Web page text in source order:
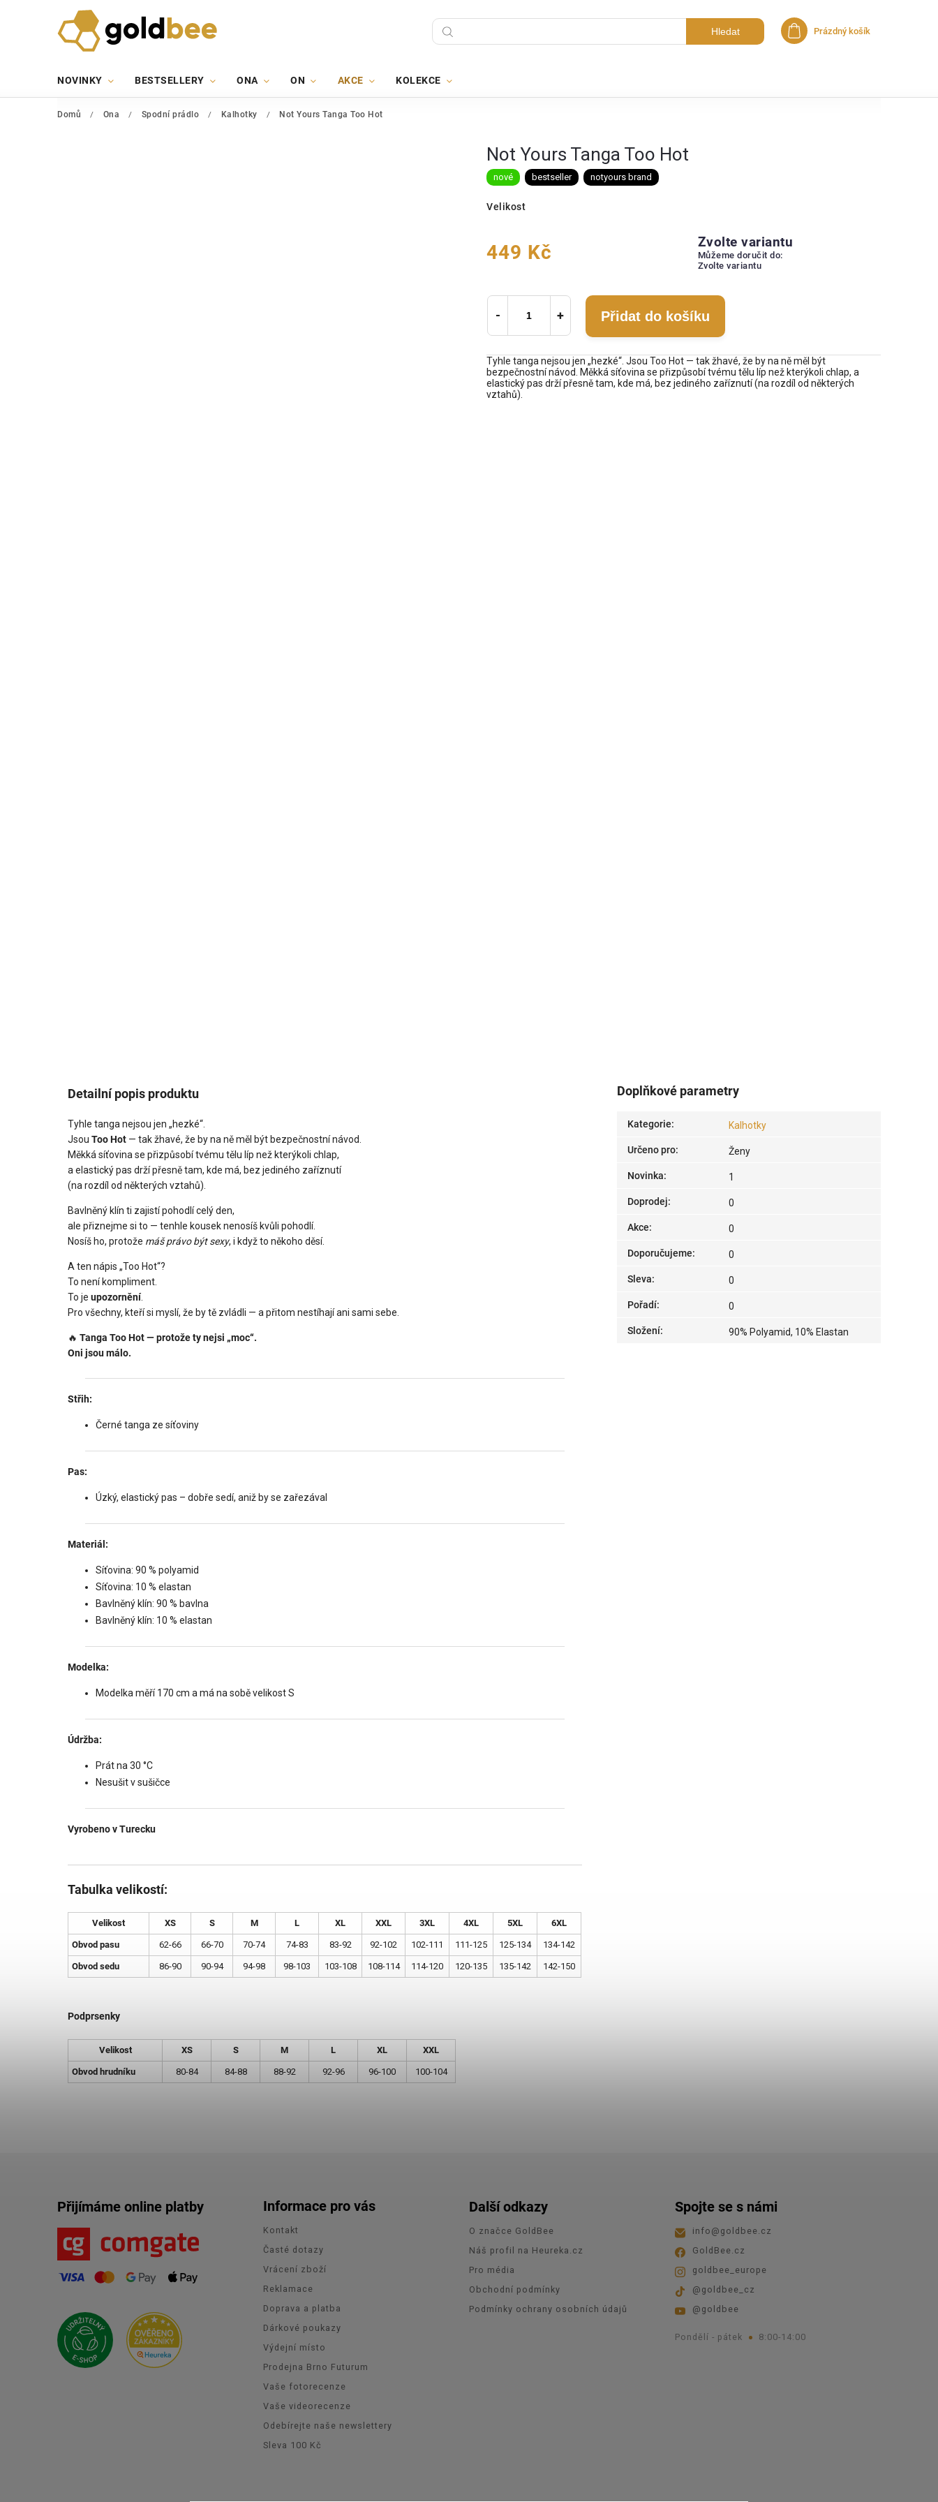
Hledat Nákupní košík
Prázdný košík
NOVINKY BESTSELLERY ONA ON AKCE KOLEKCE
Domů / Ona / Spodní prádlo / Kalhotky / Not Yours Tanga Too Hot
Not Yours Tanga Too Hot
nové bestseller notyours brand
Velikost
449 Kč Zvolte variantu
Můžeme doručit do:
Zvolte variantu
Přidat do košíku
Tyhle tanga nejsou jen „hezké“. Jsou Too Hot — tak žhavé, že by na ně měl být
bezpečnostní návod. Měkká síťovina se přizpůsobí tvému tělu líp než kterýkoli chlap, a
elastický pas drží přesně tam, kde má, bez jediného zaříznutí (na rozdíl od některých
vztahů).
Detailní popis produktu
Tyhle tanga nejsou jen „hezké“.
Jsou Too Hot — tak žhavé, že by na ně měl být bezpečnostní návod.
Měkká síťovina se přizpůsobí tvému tělu líp než kterýkoli chlap,
a elastický pas drží přesně tam, kde má, bez jediného zaříznutí
(na rozdíl od některých vztahů).
Bavlněný klín ti zajistí pohodlí celý den,
ale přiznejme si to — tenhle kousek nenosíš kvůli pohodlí.
Nosíš ho, protože máš právo být sexy, i když to někoho děsí.
A ten nápis „Too Hot“?
To není kompliment.
To je upozornění.
Pro všechny, kteří si myslí, že by tě zvládli — a přitom nestíhají ani sami sebe.
🔥 Tanga Too Hot — protože ty nejsi „moc“.
Oni jsou málo.
Střih:
Černé tanga ze síťoviny
Pas:
Úzký, elastický pas – dobře sedí, aniž by se zařezával
Materiál:
Síťovina: 90 % polyamid
Síťovina: 10 % elastan
Bavlněný klín: 90 % bavlna
Bavlněný klín: 10 % elastan
Modelka:
Modelka měří 170 cm a má na sobě velikost S
Údržba:
Prát na 30 °C
Nesušit v sušičce
Vyrobeno v Turecku
Tabulka velikostí:
Velikost XS S M L XL XXL 3XL 4XL 5XL 6XL
Obvod pasu 62-66 66-70 70-74 74-83 83-92 92-102 102-111 111-125 125-134 134-142
Obvod sedu 86-90 90-94 94-98 98-103 103-108 108-114 114-120 120-135 135-142 142-150
Podprsenky
Velikost XS S M L XL XXL
Obvod hrudníku 80-84 84-88 88-92 92-96 96-100 100-104
Doplňkové parametry
Kategorie: Kalhotky
Určeno pro: Ženy
Novinka: 1
Doprodej: 0
Akce: 0
Doporučujeme: 0
Sleva: 0
Pořadí: 0
Složení: 90% Polyamid, 10% Elastan
Přijímáme online platby Informace pro vás
Kontakt
Časté dotazy
Vrácení zboží
Reklamace
Doprava a platba
Dárkové poukazy
Výdejní místo
Prodejna Brno Futurum
Vaše fotorecenze
Vaše videorecenze
Odebírejte naše newslettery
Sleva 100 Kč
Další odkazy
O značce GoldBee
Náš profil na Heureka.cz
Pro média
Obchodní podmínky
Podmínky ochrany osobních údajů
Spojte se s námi
info @ goldbee.cz
GoldBee.cz
goldbee_europe
@goldbee_cz
@goldbee
Pondělí - pátek 8:00-14:00